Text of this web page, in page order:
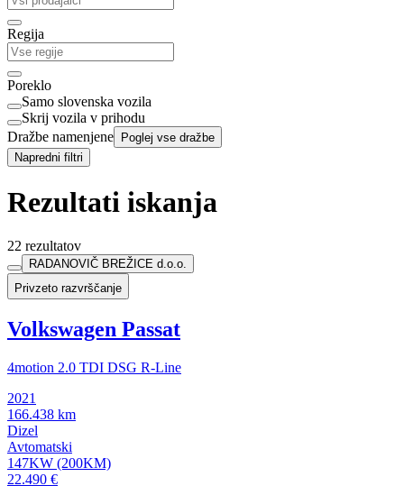
Regija
Poreklo
Samo slovenska vozila
Skrij vozila v prihodu
Dražbe namenjene Poglej vse dražbe
Napredni filtri
Rezultati iskanja
22 rezultatov
RADANOVIČ BREŽICE d.o.o.
Privzeto razvrščanje
Volkswagen Passat
4motion 2.0 TDI DSG R-Line
2021
166.438 km
Dizel
Avtomatski
147KW (200KM)
22.490 €